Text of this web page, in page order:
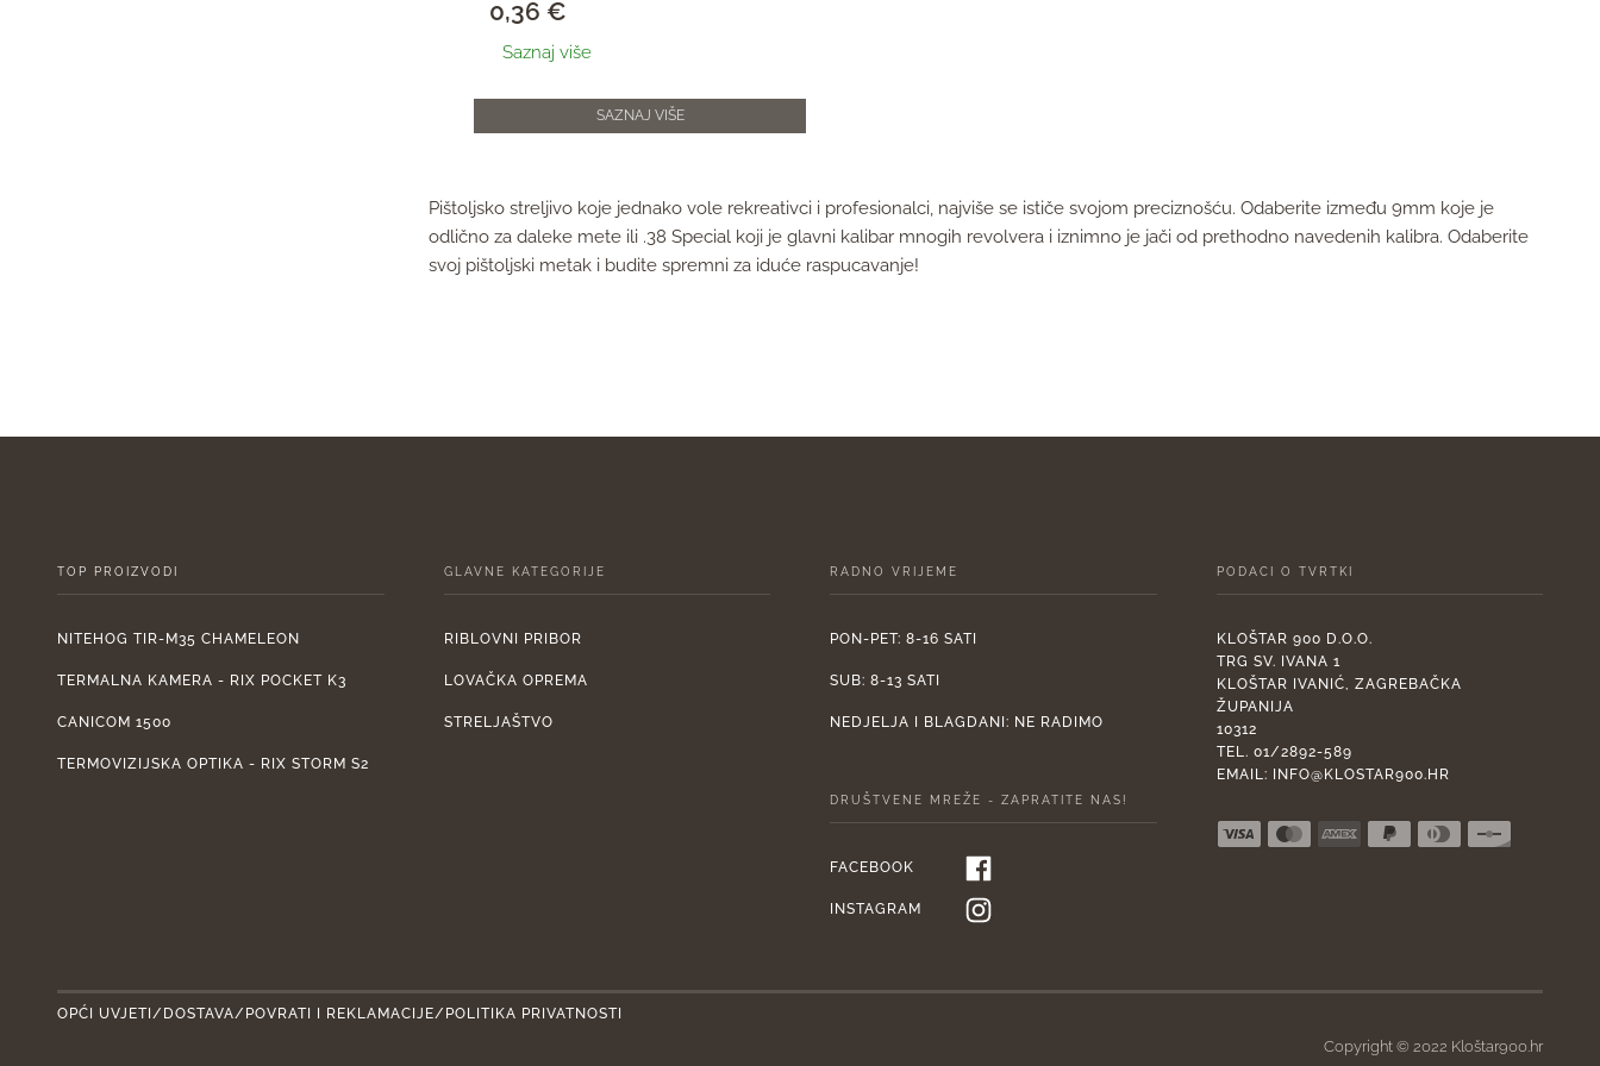
SAZNAJ VIŠE
0,36 €
Saznaj više
Pištoljsko streljivo koje jednako vole rekreativci i profesionalci, najviše se ističe svojom preciznošću. Odaberite između 9mm koje je
odlično za daleke mete ili .38 Special koji je glavni kalibar mnogih revolvera i iznimno je jači od prethodno navedenih kalibra. Odaberite
svoj pištoljski metak i budite spremni za iduće raspucavanje!
TOP PROIZVODI
NITEHOG TIR-M35 CHAMELEON
TERMALNA KAMERA - RIX POCKET K3
CANICOM 1500
TERMOVIZIJSKA OPTIKA - RIX STORM S2
GLAVNE KATEGORIJE
RIBLOVNI PRIBOR
LOVAČKA OPREMA
STRELJAŠTVO
RADNO VRIJEME
PON-PET: 8-16 SATI
SUB: 8-13 SATI
NEDJELJA I BLAGDANI: NE RADIMO
DRUŠTVENE MREŽE - ZAPRATITE NAS!
FACEBOOK
INSTAGRAM
PODACI O TVRTKI
KLOŠTAR 900 D.O.O.
TRG SV. IVANA 1
KLOŠTAR IVANIĆ, ZAGREBAČKA
ŽUPANIJA
10312
TEL. 01/2892-589
EMAIL:
INFO@KLOSTAR900.HR
OPĆI UVJETI/DOSTAVA/POVRATI I REKLAMACIJE/POLITIKA PRIVATNOSTI
Copyright © 2022 Kloštar900.hr